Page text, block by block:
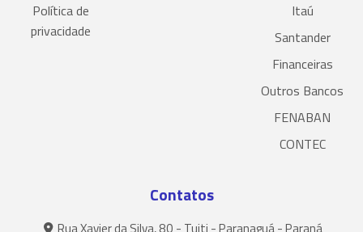
Política de
privacidade
Itaú
Santander
Financeiras
Outros Bancos
FENABAN
CONTEC
Contatos